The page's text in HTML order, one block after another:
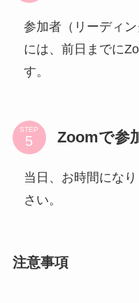
参加者（リーディン
には、前日までに
す。
STEP Zoomで参
当日、お時間にな
さい。
注意事項